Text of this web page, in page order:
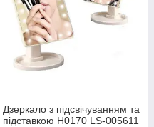
Дзеркало з підсвічуванням та
підставкою H0170 LS-005611